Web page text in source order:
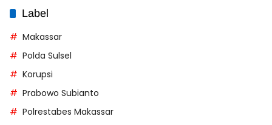
Label
Makassar
Polda Sulsel
Korupsi
Prabowo Subianto
Polrestabes Makassar